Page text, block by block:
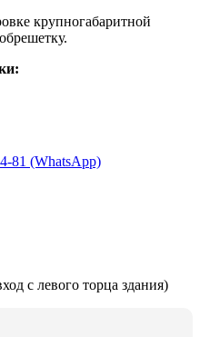
крупногабаритной
81 (WhatsApp)
с левого торца здания)